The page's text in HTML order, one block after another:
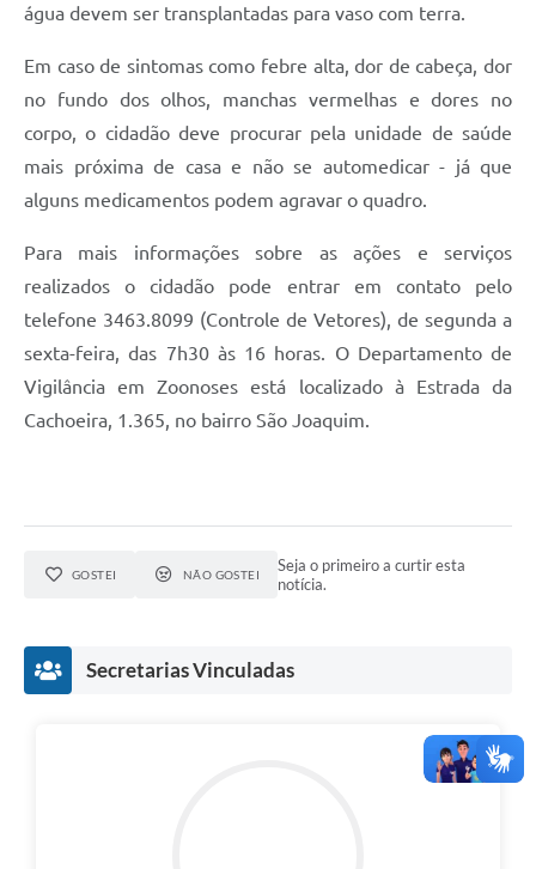
água devem ser transplantadas para vaso com terra.
Em caso de sintomas como febre alta, dor de cabeça, dor
no fundo dos olhos, manchas vermelhas e dores no
corpo, o cidadão deve procurar pela unidade de saúde
mais próxima de casa e não se automedicar - já que
alguns medicamentos podem agravar o quadro.
Para mais informações sobre as ações e serviços
realizados o cidadão pode entrar em contato pelo
telefone 3463.8099 (Controle de Vetores), de segunda a
sexta-feira, das 7h30 às 16 horas. O Departamento de
Vigilância em Zoonoses está localizado à Estrada da
Cachoeira, 1.365, no bairro São Joaquim.
GOSTEI NÃO GOSTEI
Seja o primeiro a curtir esta
notícia.
Secretarias Vinculadas